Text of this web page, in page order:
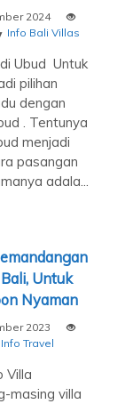
2024
Info Bali Villas
Ubud Untuk
pilihan
dengan
. Tentunya
menjadi
pasangan
adala...
Untuk
Nyaman
2023
Info Travel
Villa
masing villa